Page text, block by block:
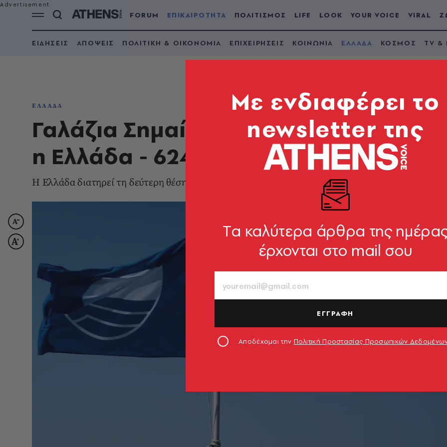
FORUM ΕΠΙΚΑΙΡΟΤΗΤΑ ΠΟΛΙΤΙΣΜΟΣ LIFE LOOK YOUR VOICE VIRAL
ΕΙΔΗΣΕΙΣ ΑΠΟΨΕΙΣ ΠΟΛΙΤΙΚΗ & ΟΙΚΟΝΟΜΙΑ ΕΠΙΧΕΙΡΗΣΕΙΣ ΚΟΙΝΩΝΙΑ ΕΛΛΑΔΑ ΚΟΣΜΟΣ TV &
ΕΛΛΑΔΑ
Γαλάζια Σημαία 2026: Δεύτερη
η Ελλάδα - 624 βραβευμένες
Η Ελλάδα διατηρεί τη δεύτερη θέση διεθνώς - Πρωταθλήτρια η Χαλκιδική με 93 σημαίες
Mε ενδιαφέρει το
newsletter της
Tα καλύτερα άρθρα της
έρχονται στο mail σου
ΕΓΓΡΑΦΗ
Αποδέχομαι την Πολιτική Προστασίας Προσωπικών